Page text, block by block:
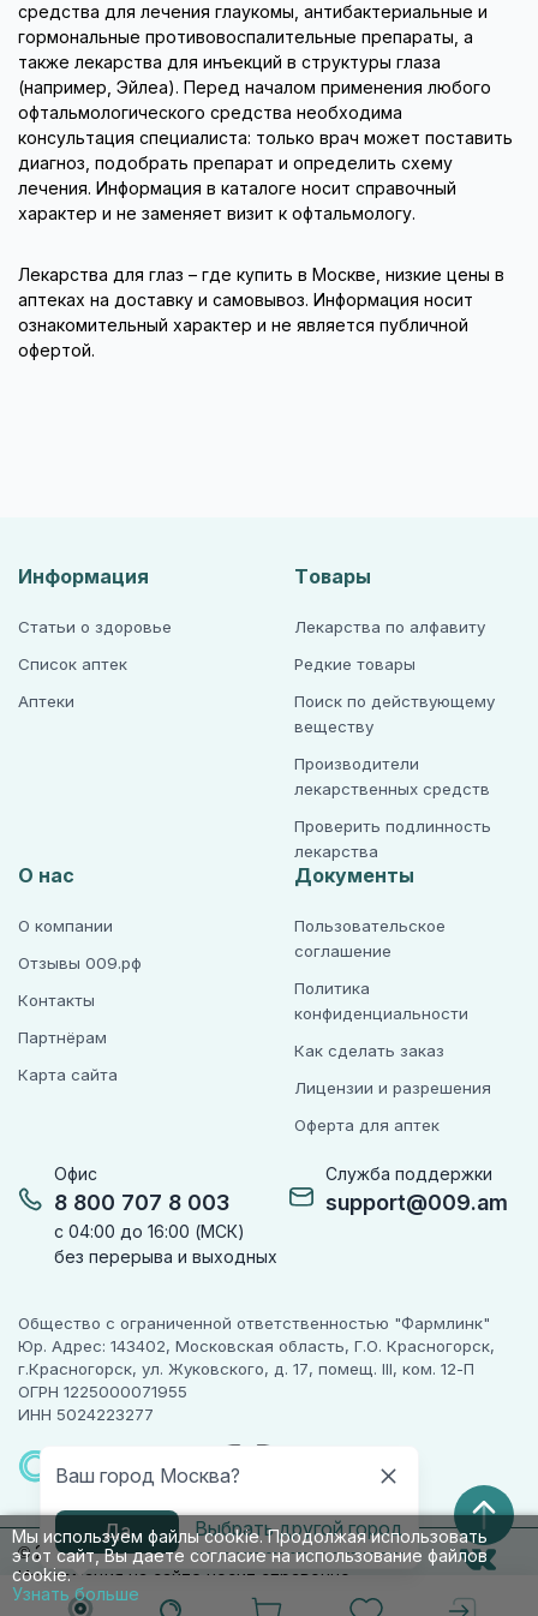
Ваш город Москва?
Да Выбрать другой город
средства для лечения глаукомы, антибактериальные и
гормональные противовоспалительные препараты, а
также лекарства для инъекций в структуры глаза
(например, Эйлеа). Перед началом применения любого
офтальмологического средства необходима
консультация специалиста: только врач может поставить
диагноз, подобрать препарат и определить схему
лечения. Информация в каталоге носит справочный
характер и не заменяет визит к офтальмологу.
Лекарства для глаз – где купить в Москве, низкие цены в
аптеках на доставку и самовывоз. Информация носит
ознакомительный характер и не является публичной
офертой.
Мы используем файлы cookie. Продолжая использовать
этот сайт, Вы даете согласие на использование файлов
cookie.
Узнать больше
Офис
8 800 707 8 003
с 04:00 до 16:00 (МСК)
без перерыва и выходных
Служба поддержки
support@009.am
Информация
Статьи о здоровье
Список аптек
Аптеки
Товары
Лекарства по алфавиту
Редкие товары
Поиск по действующему
веществу
Производители
лекарственных средств
Проверить подлинность
лекарства
О нас
О компании
Отзывы 009.рф
Контакты
Партнёрам
Карта сайта
Документы
Пользовательское
соглашение
Политика
конфиденциальности
Как сделать заказ
Лицензии и разрешения
Оферта для аптек
Общество с ограниченной ответственностью "Фармлинк"
Юр. Адрес: 143402, Московская область, Г.О. Красногорск,
г.Красногорск, ул. Жуковского, д. 17, помещ. III, ком. 12-П
ОГРН 1225000071955
ИНН 5024223277
© 2010-2026 009.РФ. Все права защищены
Информация на сайте носит справочно-
информационный характер и не является